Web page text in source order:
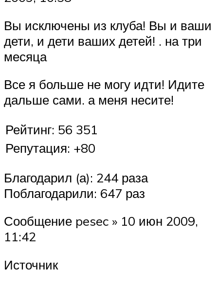
Вы исключены из клуба! Вы и ваши
дети, и дети ваших детей! . на три
месяца
Все я больше не могу идти! Идите
дальше сами. а меня несите!
Рейтинг: 56 351
Репутация: +80
Благодарил (а): 244 раза
Поблагодарили: 647 раз
Сообщение pesec » 10 июн 2009,
11:42
Источник